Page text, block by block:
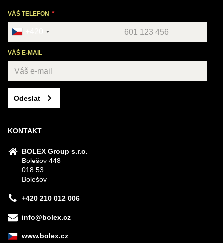
VÁŠ TELEFON
VÁŠ E-MAIL
Odeslat
KONTAKT
BOLEX Group s.r.o.
Bolešov 448
018 53
Bolešov
+420 210 012 006
info@bolex.cz
www.bolex.cz